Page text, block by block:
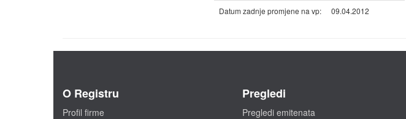
Datum zadnje promjene na vp:
09.04.2012
O Registru
Profil firme
Pregledi
Pregledi emitenata